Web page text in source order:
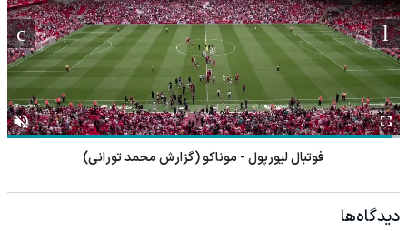
فوتبال رنجرز - هیبرنیان
دیدگاه‌ها